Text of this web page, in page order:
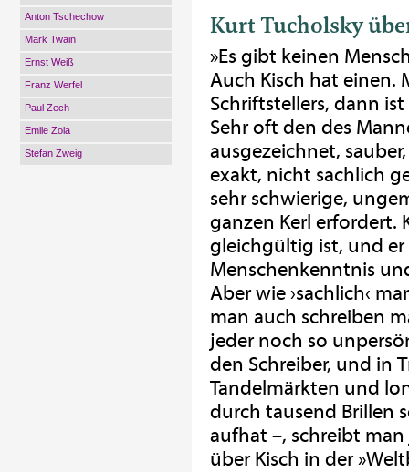
Anton Tschechow
Mark Twain
Ernst Weiß
Franz Werfel
Paul Zech
Emile Zola
Stefan Zweig
Kurt Tucholsky
»Es gibt keinen
Auch Kisch hat einen.
Schriftstellers, dann
Sehr oft den des
ausgezeichnet,
exakt, nicht sachlich
sehr schwierige,
ganzen Kerl erfordert.
gleichgültig ist, und
Menschenkenntnis
Aber wie ›sachlich‹
man auch schreiben
jeder noch so
den Schreiber, und in
Tandelmärkten und
durch tausend Brillen
aufhat –, schreibt
über Kisch in der